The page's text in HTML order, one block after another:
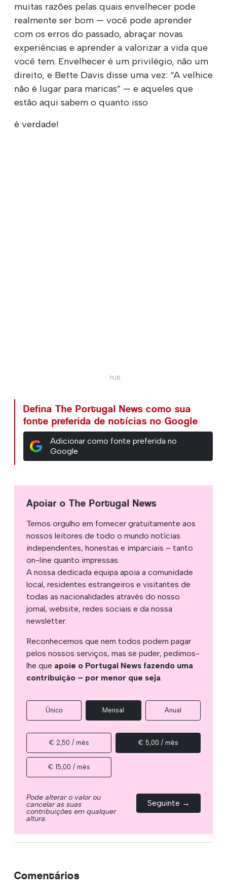
muitas razões pelas quais envelhecer pode
realmente ser bom — você pode aprender
com os erros do passado, abraçar novas
experiências e aprender a valorizar a vida que
você tem. Envelhecer é um privilégio, não um
direito, e Bette Davis disse uma vez: “A velhice
não é lugar para maricas” — e aqueles que
estão aqui sabem o quanto isso
é verdade!
Defina The Portugal News como sua
fonte preferida de notícias no Google
Adicionar como fonte preferida no
Google
Apoiar o The Portugal News
Temos orgulho em fornecer gratuitamente aos
nossos leitores de todo o mundo notícias
independentes, honestas e imparciais – tanto
on-line quanto impressas.
A nossa dedicada equipa apoia a comunidade
local, residentes estrangeiros e visitantes de
todas as nacionalidades através do nosso
jornal, website, redes sociais e da nossa
newsletter.
Reconhecemos que nem todos podem pagar
pelos nossos serviços, mas se puder, pedimos-
lhe que apoie o Portugal News fazendo uma
contribuição – por menor que seja.
Único Mensal Anual
€ 2,50 / mês € 5,00 / mês
€ 15,00 / mês
Pode alterar o valor ou
cancelar as suas
contribuições em qualquer
altura.
Seguinte →
Comentários